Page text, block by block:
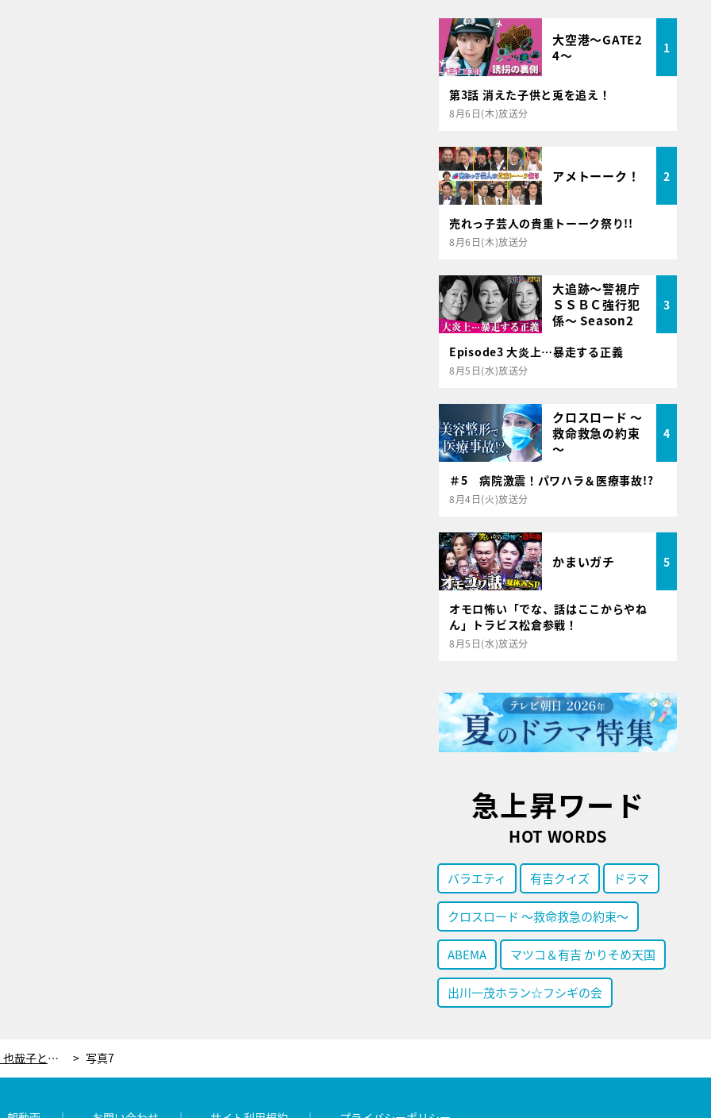
大空港～GATE2
4～
1
第3話 消えた子供と兎を追え！
8月6日(木)放送分
アメトーーク！ 2
売れっ子芸人の貴重トーーク祭り!!
8月6日(木)放送分
大追跡～警視庁
ＳＳＢＣ強行犯
係～ Season2
3
Episode3 大炎上…暴走する正義
8月5日(水)放送分
クロスロード ～
救命救急の約束
～
4
＃5 病院激震！パワハラ＆医療事故!?
8月4日(火)放送分
かまいガチ 5
オモロ怖い「でな、話はここからやね
ん」トラビス松倉参戦！
8月5日(水)放送分
急上昇ワード
HOT WORDS
バラエティ 有吉クイズ ドラマ
クロスロード ～救命救急の約束～
ABEMA マツコ＆有吉 かりそめ天国
出川一茂ホラン☆フシギの会
内田裕也さん＆樹木希林さん。娘・也哉子とモデルの孫・UTAが明かす“知られざる夫婦愛” 写真7